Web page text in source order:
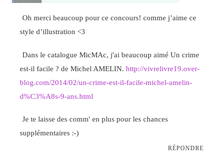
Oh merci beaucoup pour ce concours! comme j’aime ce
style d’illustration <3
Dans le catalogue MicMAc, j'ai beaucoup aimé Un crime
est-il facile ? de Michel AMELIN.http://vivrelivre19.over-
blog.com/2014/02/un-crime-est-il-facile-michel-amelin-
d%C3%A8s-9-ans.html
Je te laisse des comm' en plus pour les chances
supplémentaires :-)
RÉPONDRE